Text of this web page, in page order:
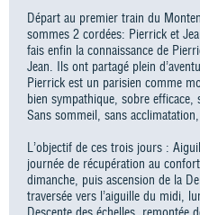
Départ au premier train du
sommes 2 cordées: Pierrick et
fais enfin la connaissance de
Jean. Ils ont partagé plein
Pierrick est un parisien comme
bien sympathique, sobre efficace,
Sans sommeil, sans acclimatation,
L’objectif de ces trois jours :
journée de récupération au
dimanche, puis ascension de la
traversée vers l’aiguille du midi,